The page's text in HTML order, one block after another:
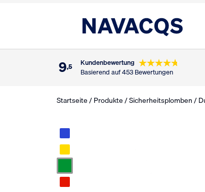
9,5
Kundenbewertung
Basierend auf 453 Bewertungen
Startseite/Produkte/Sicherheitsplomben/